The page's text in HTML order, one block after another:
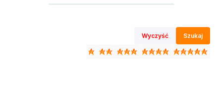
Wyczyść Szukaj